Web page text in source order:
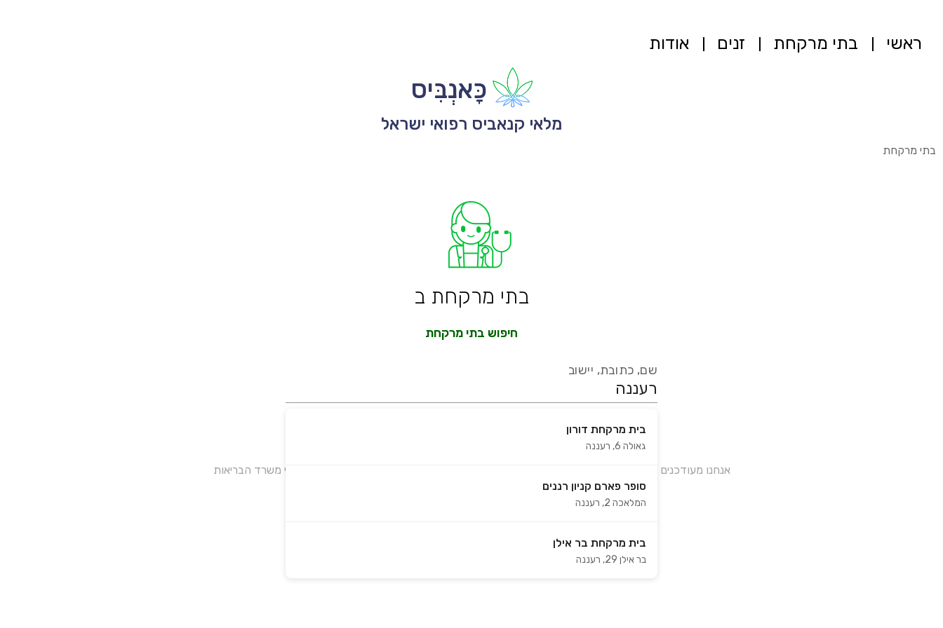
ראשי בתי מרקחת זנים אודות
כָּאנְבִּיס
מלאי קנאביס רפואי ישראל
בתי מרקחת
בתי מרקחת ב
חיפוש בתי מרקחת
שם, כתובת, יישוב
אנחנו מעודכנים בזמן אמת מול עשרות בתי מרקחת ברחבי הארץ המורשים למכור קנאביס רפואי על ידי משרד הבריאות
בית מרקחת דורון
גאולה 6 , רעננה
סופר פארם קניון רננים
המלאכה 2 , רעננה
בית מרקחת בר אילן
בר אילן 29 , רעננה